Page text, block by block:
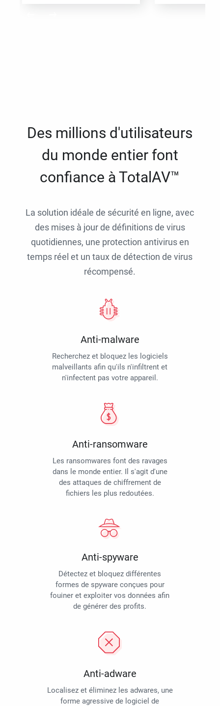
Des millions d'utilisateurs
du monde entier font
confiance à TotalAV™
La solution idéale de sécurité en ligne, avec
des mises à jour de définitions de virus
quotidiennes, une protection antivirus en
temps réel et un taux de détection de virus
récompensé.
Anti-malware
Recherchez et bloquez les logiciels
malveillants afin qu'ils n'infiltrent et
n'infectent pas votre appareil.
Anti-ransomware
Les ransomwares font des ravages
dans le monde entier. Il s'agit d'une
des attaques de chiffrement de
fichiers les plus redoutées.
Anti-spyware
Détectez et bloquez différentes
formes de spyware conçues pour
fouiner et exploiter vos données afin
de générer des profits.
Anti-adware
Localisez et éliminez les adwares, une
forme agressive de logiciel de